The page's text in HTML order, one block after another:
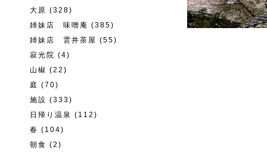
大原 (328)
姉妹店 味噌庵 (385)
姉妹店 雲井茶屋 (55)
寂光院 (4)
山椒 (22)
庭 (70)
施設 (333)
日帰り温泉 (112)
春 (104)
朝食 (2)